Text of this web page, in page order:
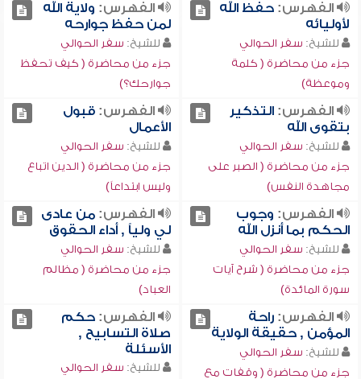
الفهرس:حفظ الله
لأوليائه
للشيخ: سفر الحوالي
جزء من محاضرة ( كلمة
وموعظة)
الفهرس: ولاية الله
لمن حفظ جوارحه
للشيخ: سفر الحوالي
جزء من محاضرة ( كيف تحفظ
جوارحك؟)
الفهرس:التذكير
بتقوى الله
للشيخ: سفر الحوالي
جزء من محاضرة ( الصبر على
مجاهدة النفس)
الفهرس:قبول
الأعمال
للشيخ: سفر الحوالي
جزء من محاضرة ( الدين اتباع
وليس ابتداعاً)
الفهرس: وجوب
الحكم بما أنزل الله
للشيخ: سفر الحوالي
جزء من محاضرة ( شرح آيات
سورة المائدة)
الفهرس:من عادى
لي ولياً , أداء الحقوق
للشيخ: سفر الحوالي
جزء من محاضرة ( مظالم
العباد)
الفهرس:راحة
المؤمن , حقيقة الولاية
للشيخ: سفر الحوالي
جزء من محاضرة ( وقفات مع
الفهرس:حكم
صلاة التسابيح ,
الأسئلة
للشيخ: سفر الحوالي